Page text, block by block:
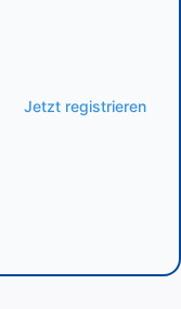
Jetzt registrieren